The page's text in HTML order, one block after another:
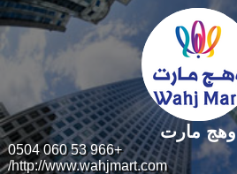
+966 53 060 0504
http://www.wahjmart.com/
وهج مارت